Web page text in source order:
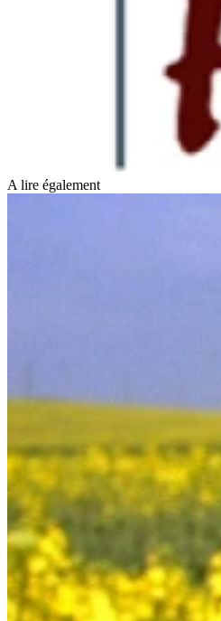
A lire également